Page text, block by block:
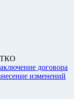
ТКО
договора
изменений